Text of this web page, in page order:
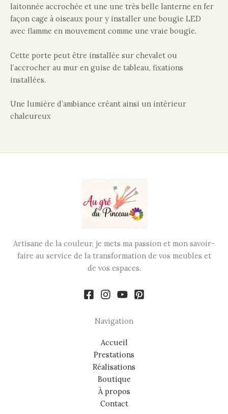
laitonnée accrochée et une une très belle lanterne en fer
façon cage à oiseaux pour y installer une bougie LED
avec flamme en mouvement comme une vraie bougie.
Cette porte peut être installée sur chevalet ou
l’accrocher au mur en guise de tableau, fixations
installées.
Une lumière d’ambiance créant ainsi un intérieur
chaleureux
Artisane de la couleur, je mets ma passion et mon savoir-
faire au service de la transformation de vos meubles et
de vos espaces.
Navigation
Accueil
Prestations
Réalisations
Boutique
À propos
Contact